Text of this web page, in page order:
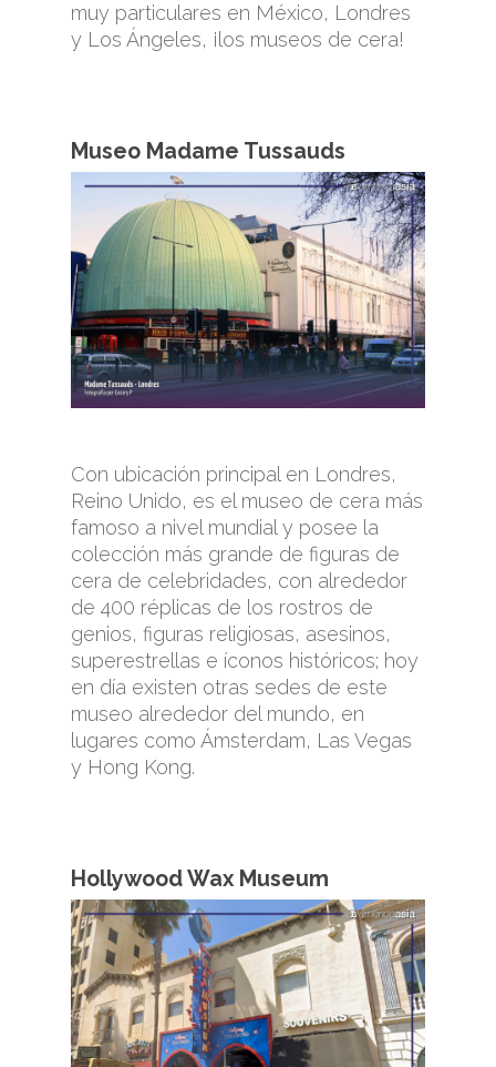
muy particulares en México, Londres
y Los Ángeles, ¡los museos de cera!
Museo Madame Tussauds
Con ubicación principal en Londres,
Reino Unido, es el museo de cera más
famoso a nivel mundial y posee la
colección más grande de figuras de
cera de celebridades, con alrededor
de 400 réplicas de los rostros de
genios, figuras religiosas, asesinos,
superestrellas e íconos históricos; hoy
en día existen otras sedes de este
museo alrededor del mundo, en
lugares como Ámsterdam, Las Vegas
y Hong Kong.
Hollywood Wax Museum